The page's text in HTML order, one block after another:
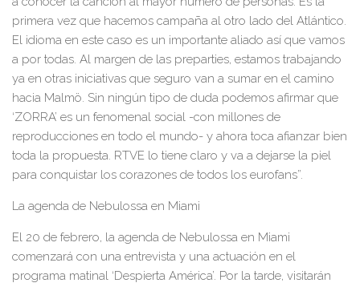
primera vez que hacemos campaña al otro lado del Atlántico.
El idioma en este caso es un importante aliado así que vamos
a por todas. Al margen de las preparties, estamos trabajando
ya en otras iniciativas que seguro van a sumar en el camino
hacia Malmö. Sin ningún tipo de duda podemos afirmar que
‘ZORRA’ es un fenomenal social -con millones de
reproducciones en todo el mundo- y ahora toca afianzar bien
toda la propuesta. RTVE lo tiene claro y va a dejarse la piel
para conquistar los corazones de todos los eurofans”.
La agenda de Nebulossa en Miami
El 20 de febrero, la agenda de Nebulossa en Miami
comenzará con una entrevista y una actuación en el
programa matinal ‘Despierta América’. Por la tarde, visitarán